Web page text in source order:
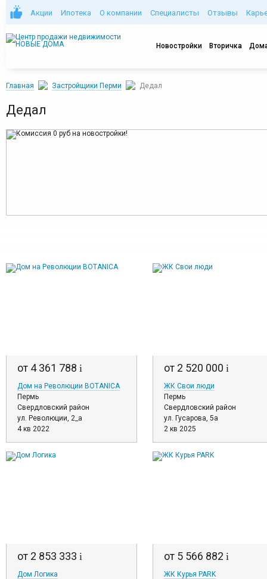
Акции Ипотека О компании Специалисты Отзывы
Новостройки Вторичка
Главная Застройщики Перми Дедал
Дедал
от 4 361 788 i
Дом на Революции BOTANICA
Пермь
Свердловский район
ул. Революции, 2_а
4 кв 2022
от 2 520 000 i
ЖК Свои люди
Пермь
Свердловский район
ул. Гусарова, 5а
2 кв 2025
от 2 853 333 i
Дом Логика
от 5 566 882 i
ЖК Курья PARK